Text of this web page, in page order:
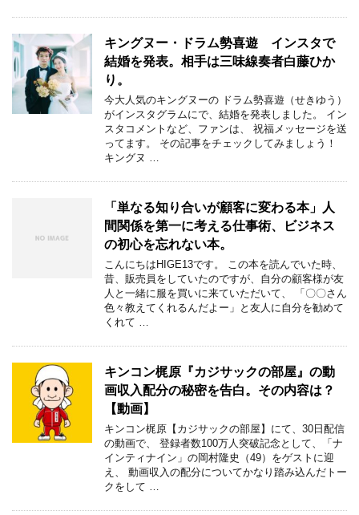
キングヌー・ドラム勢喜遊 インスタで
結婚を発表。相手は三味線奏者白藤ひか
り。
今大人気のキングヌーの ドラム勢喜遊（せきゆう）
がインスタグラムにで、結婚を発表しました。 イン
スタコメントなど、ファンは、 祝福メッセージを送
ってます。 その記事をチェックしてみましょう！
キングヌ …
「単なる知り合いが顧客に変わる本」人
間関係を第一に考える仕事術、ビジネス
の初心を忘れない本。
こんにちはHIGE13です。 この本を読んでいた時、
昔、販売員をしていたのですが、自分の顧客様が友
人と一緒に服を買いに来ていただいて、 「〇〇さん
色々教えてくれるんだよー」と友人に自分を勧めて
くれて …
キンコン梶原『カジサックの部屋』の動
画収入配分の秘密を告白。その内容は？
【動画】
キンコン梶原【カジサックの部屋】にて、30日配信
の動画で、 登録者数100万人突破記念として、「ナ
インティナイン」の岡村隆史（49）をゲストに迎
え、 動画収入の配分についてかなり踏み込んだトー
クをして …